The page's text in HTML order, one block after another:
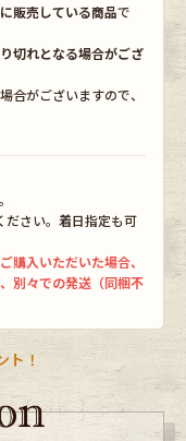
goods
bicycle
販売している商品で
切れとなる場合がござ
合がございますので、
ださい。着日指定も可
入いただいた場合、
別々での発送（同梱不
ト！